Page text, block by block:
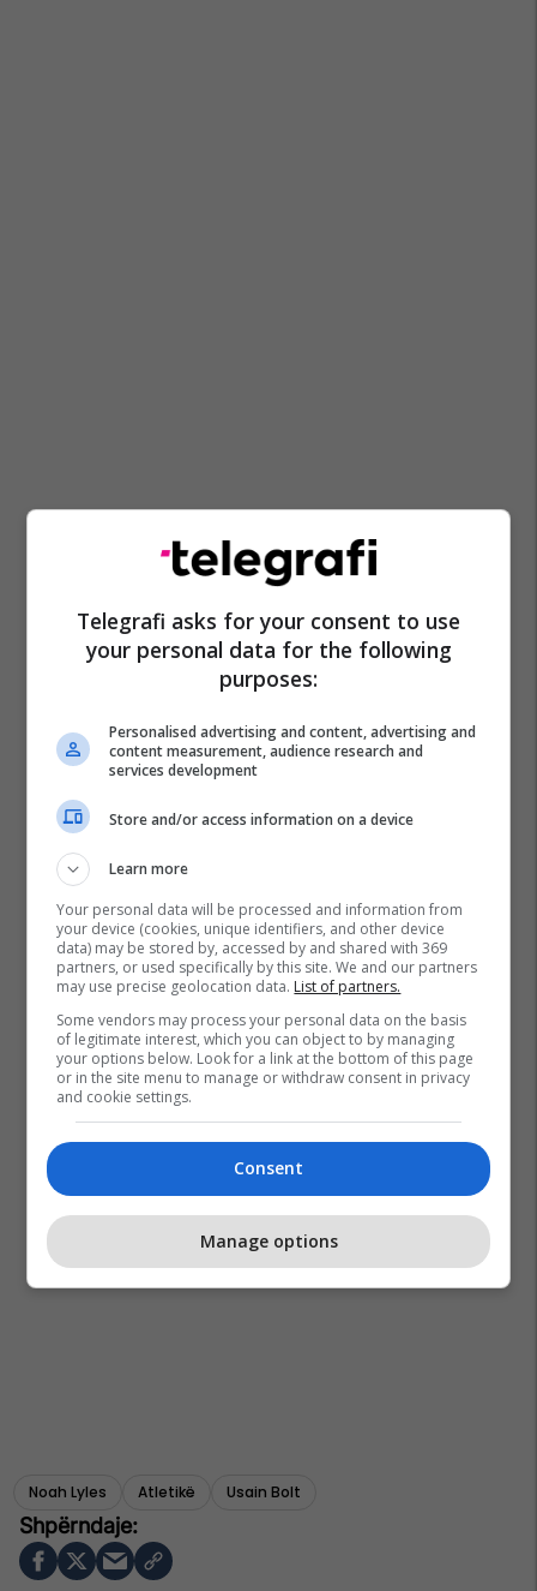
Noah Lyles Atletikë Usain Bolt
Telegrafi asks for your consent to use
your personal data for the following
purposes:
Personalised advertising and content, advertising and
content measurement, audience research and
services development
Store and/or access information on a device
Learn more
Your personal data will be processed and information from
your device (cookies, unique identifiers, and other device
data) may be stored by, accessed by and shared with 369
partners, or used specifically by this site. We and our partners
may use precise geolocation data. List of partners.
Some vendors may process your personal data on the basis
of legitimate interest, which you can object to by managing
your options below. Look for a link at the bottom of this page
or in the site menu to manage or withdraw consent in privacy
and cookie settings.
Consent
Manage options